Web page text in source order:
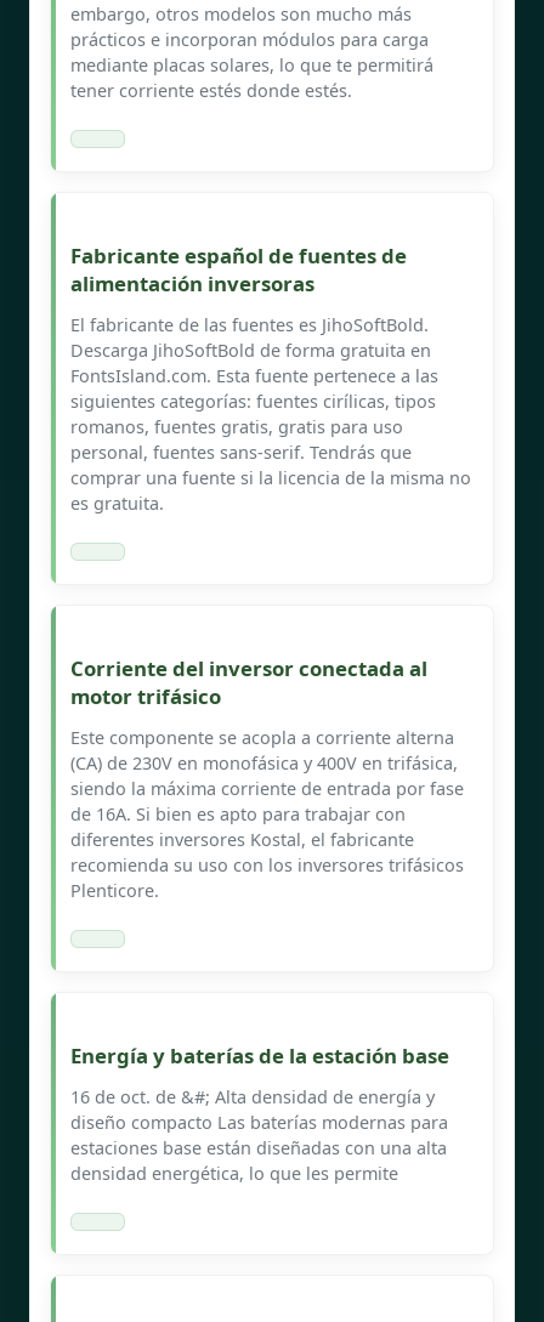
embargo, otros modelos son mucho más
prácticos e incorporan módulos para carga
mediante placas solares, lo que te permitirá
tener corriente estés donde estés.
Fabricante español de fuentes de
alimentación inversoras
El fabricante de las fuentes es JihoSoftBold.
Descarga JihoSoftBold de forma gratuita en
FontsIsland.com. Esta fuente pertenece a las
siguientes categorías: fuentes cirílicas, tipos
romanos, fuentes gratis, gratis para uso
personal, fuentes sans-serif. Tendrás que
comprar una fuente si la licencia de la misma no
es gratuita.
Corriente del inversor conectada al
motor trifásico
Este componente se acopla a corriente alterna
(CA) de 230V en monofásica y 400V en trifásica,
siendo la máxima corriente de entrada por fase
de 16A. Si bien es apto para trabajar con
diferentes inversores Kostal, el fabricante
recomienda su uso con los inversores trifásicos
Plenticore.
Energía y baterías de la estación base
16 de oct. de &#; Alta densidad de energía y
diseño compacto Las baterías modernas para
estaciones base están diseñadas con una alta
densidad energética, lo que les permite